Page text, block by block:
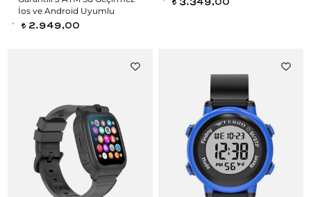
İos ve Android Uyumlu
t 2.949,00
t